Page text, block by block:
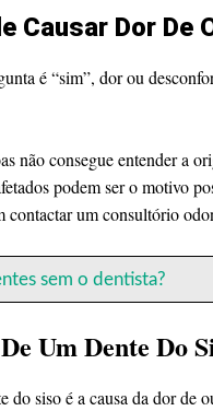
Causar Dor De
é “sim”, dor ou
não consegue entender a
podem ser o motivo
contactar um consultório
sem o dentista?
Um Dente Do
do siso é a causa da dor de